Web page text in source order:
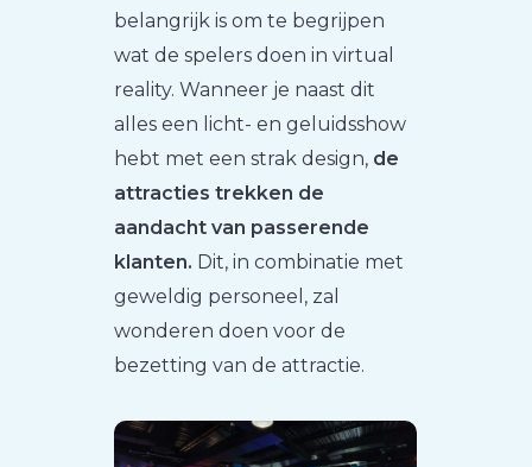
belangrijk is om te begrijpen
wat de spelers doen in virtual
reality. Wanneer je naast dit
alles een licht- en geluidsshow
hebt met een strak design, de
attracties trekken de
aandacht van passerende
klanten. Dit, in combinatie met
geweldig personeel, zal
wonderen doen voor de
bezetting van de attractie.